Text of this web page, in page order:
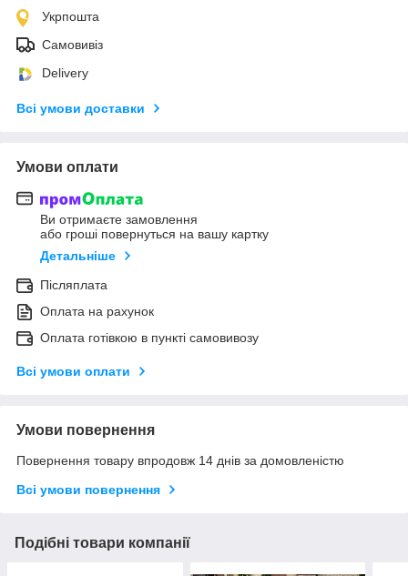
Укрпошта
Самовивіз
Delivery
Всі умови доставки
Умови оплати
Ви отримаєте замовлення
або гроші повернуться на вашу картку
Детальніше
Післяплата
Оплата на рахунок
Оплата готівкою в пункті самовивозу
Всі умови оплати
Умови повернення
Повернення товару впродовж 14 днів за домовленістю
Всі умови повернення
Подібні товари компанії